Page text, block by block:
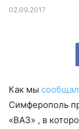
02.09.2017
Как мы
Симферополь
«ВАЗ» , в